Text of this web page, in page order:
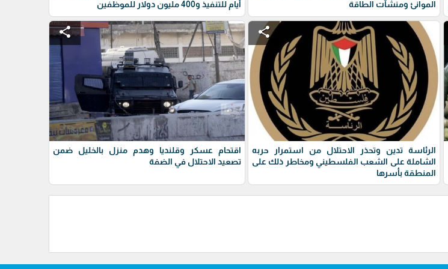
الموانئ ومنشآت الطاقة
أيام للتنفيذ و400 مليون دولار للموظفين
share
الرئاسة تدين وتحذر الاحتلال من استمرار حربه
الشاملة على الشعب الفلسطيني ومخاطر ذلك على
المنطقة بأسرها
share
اقتحام عسكر وقلنديا وهدم منزل بالخليل ضمن
تصعيد الاحتلال في الضفة